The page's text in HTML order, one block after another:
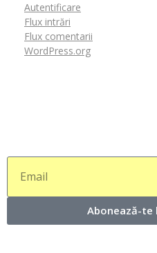
Autentificare
Flux intrări
Flux comentarii
WordPress.org
Abonează-